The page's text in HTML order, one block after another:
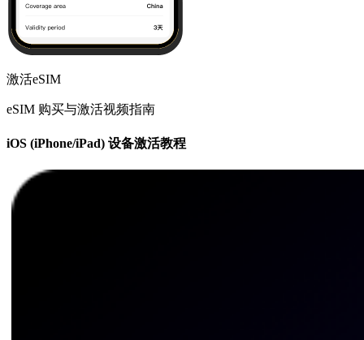
激活eSIM
eSIM 购买与激活视频指南
iOS (iPhone/iPad) 设备激活教程